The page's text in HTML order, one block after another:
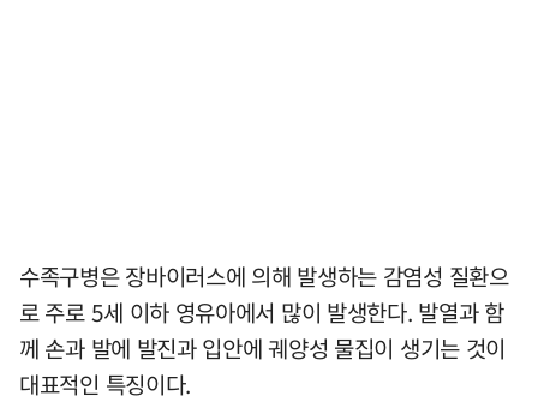
수족구병은 장바이러스에 의해 발생하는 감염성 질환으
로 주로 5세 이하 영유아에서 많이 발생한다. 발열과 함
께 손과 발에 발진과 입안에 궤양성 물집이 생기는 것이
대표적인 특징이다.